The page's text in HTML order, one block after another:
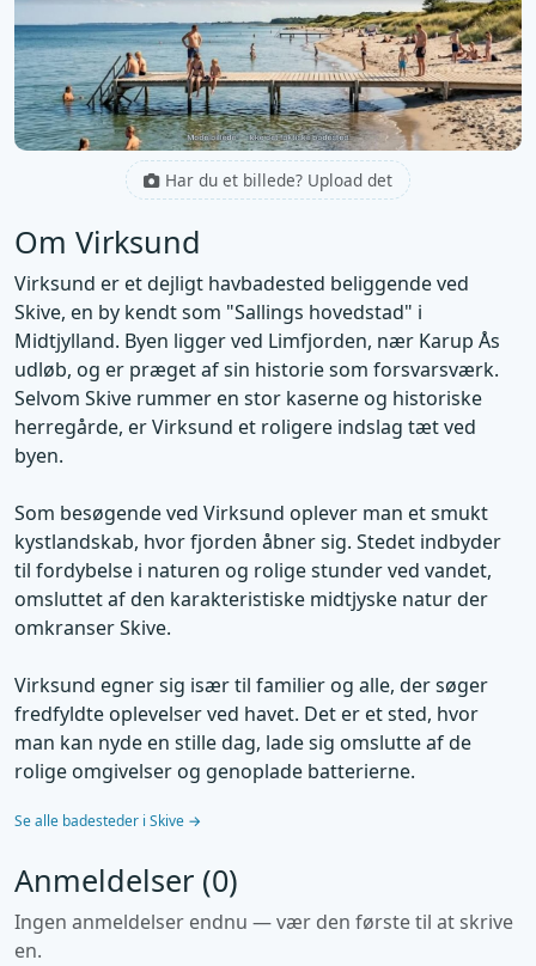
Har du et billede? Upload det
Om Virksund
Virksund er et dejligt havbadested beliggende ved
Skive, en by kendt som "Sallings hovedstad" i
Midtjylland. Byen ligger ved Limfjorden, nær Karup Ås
udløb, og er præget af sin historie som forsvarsværk.
Selvom Skive rummer en stor kaserne og historiske
herregårde, er Virksund et roligere indslag tæt ved
byen.
Som besøgende ved Virksund oplever man et smukt
kystlandskab, hvor fjorden åbner sig. Stedet indbyder
til fordybelse i naturen og rolige stunder ved vandet,
omsluttet af den karakteristiske midtjyske natur der
omkranser Skive.
Virksund egner sig især til familier og alle, der søger
fredfyldte oplevelser ved havet. Det er et sted, hvor
man kan nyde en stille dag, lade sig omslutte af de
rolige omgivelser og genoplade batterierne.
Se alle badesteder i Skive →
Anmeldelser (0)
Ingen anmeldelser endnu — vær den første til at skrive
en.